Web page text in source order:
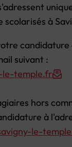
scolarisés à
candidature
suivant :
le-temple.fr
hors
à
le-